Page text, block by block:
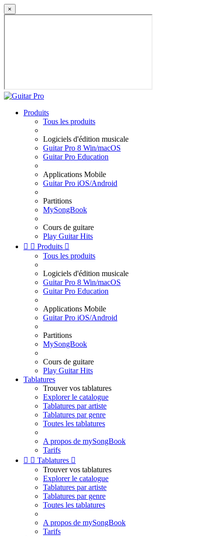
×
Produits
Tous les produits
Logiciels d'édition musicale
Guitar Pro 8 Win/macOS
Guitar Pro Education
Applications Mobile
Guitar Pro iOS/Android
Partitions
MySongBook
Cours de guitare
Play Guitar Hits
  Produits 
Tous les produits
Logiciels d'édition musicale
Guitar Pro 8 Win/macOS
Guitar Pro Education
Applications Mobile
Guitar Pro iOS/Android
Partitions
MySongBook
Cours de guitare
Play Guitar Hits
Tablatures
Trouver vos tablatures
Explorer le catalogue
Tablatures par artiste
Tablatures par genre
Toutes les tablatures
A propos de mySongBook
Tarifs
  Tablatures 
Trouver vos tablatures
Explorer le catalogue
Tablatures par artiste
Tablatures par genre
Toutes les tablatures
A propos de mySongBook
Tarifs